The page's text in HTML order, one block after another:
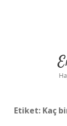
Etiket: Kaç